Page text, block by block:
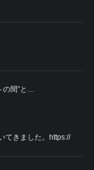
間”と…
てきました。https://